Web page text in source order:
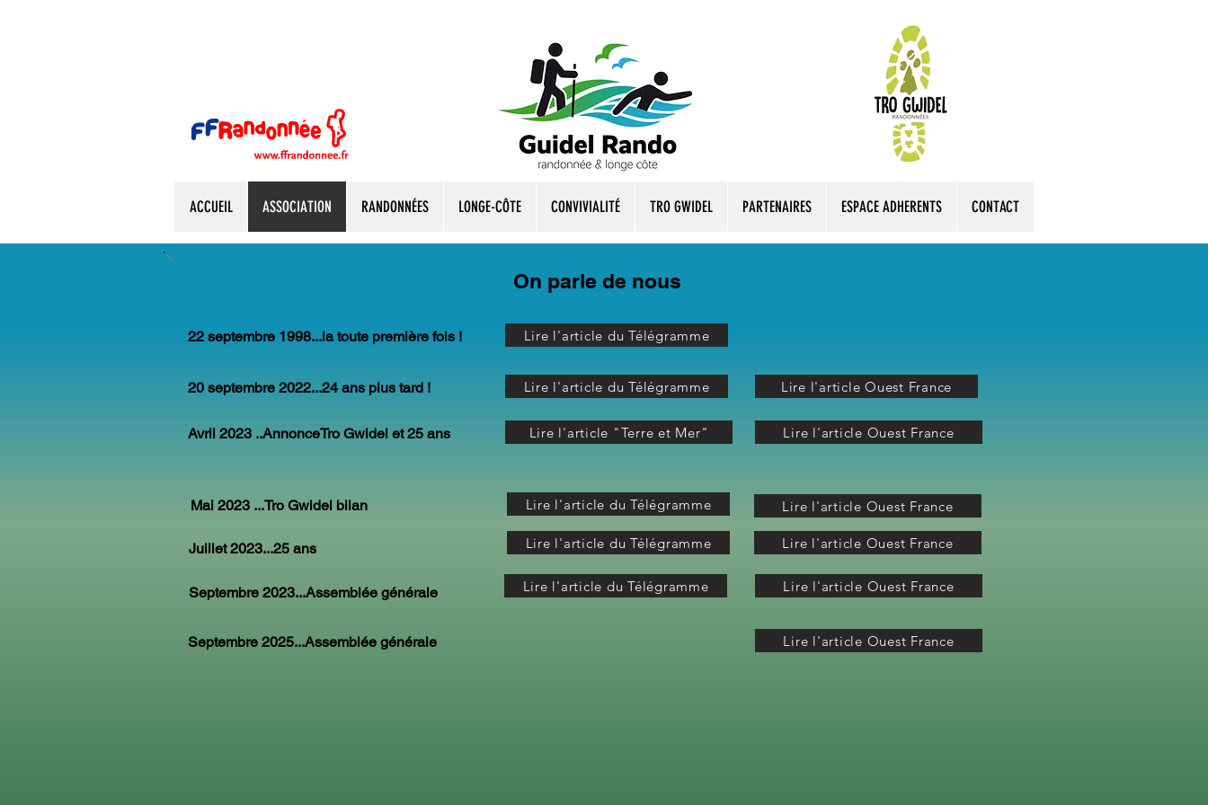
ACCUEIL ASSOCIATION RANDONNÉES LONGE-CÔTE CONVIVIALITÉ TRO GWIDEL PARTENAIRES ESPACE ADHERENTS CONTACT
On parle de nous
22 septembre 1998...la toute première fois ! Lire l'article du Télégramme
20 septembre 2022...24 ans plus tard !
Avril 2023 ..AnnonceTro Gwidel et 25 ans
Lire l'article du Télégramme Lire l'article Ouest France
Lire l'article "Terre et Mer" Lire l'article Ouest France
Mai 2023 ...Tro Gwidel bilan
Juillet 2023...25 ans
Lire l'article du Télégramme
Lire l'article du Télégramme
Lire l'article Ouest France
Lire l'article Ouest France
Septembre 2023...Assemblée générale Lire l'article du Télégramme Lire l'article Ouest France
Septembre 2025...Assemblée générale Lire l'article Ouest France